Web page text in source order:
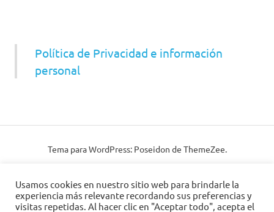
Política de Privacidad e información
personal
Tema para WordPress: Poseidon de ThemeZee.
Usamos cookies en nuestro sitio web para brindarle la
experiencia más relevante recordando sus preferencias y
visitas repetidas. Al hacer clic en "Aceptar todo", acepta el